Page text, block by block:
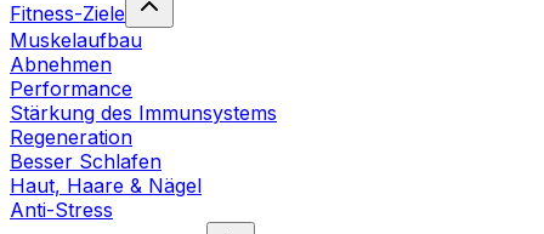
Fitness-Ziele
Muskelaufbau
Abnehmen
Performance
Stärkung des Immunsystems
Regeneration
Besser Schlafen
Haut, Haare & Nägel
Anti-Stress